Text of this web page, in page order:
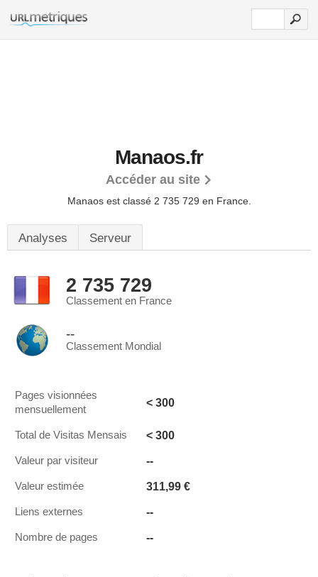
Manaos.fr
Accéder au site
Manaos est classé 2 735 729 en France.
Analyses Serveur
2 735 729
Classement en France
--
Classement Mondial
Pages visionnées
mensuellement
< 300
Total de Visitas Mensais < 300
Valeur par visiteur --
Valeur estimée 311,99 €
Liens externes --
Nombre de pages --